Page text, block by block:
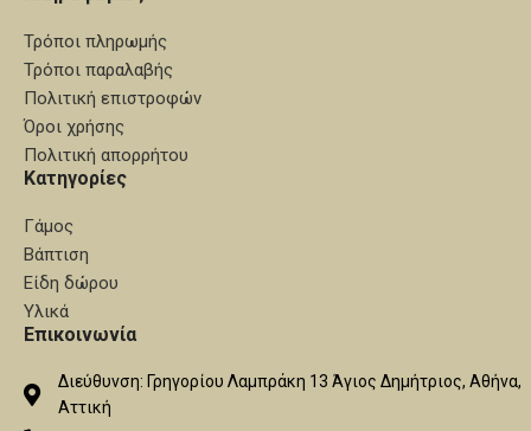
Τρόποι πληρωμής
Τρόποι παραλαβής
Πολιτική επιστροφών
Όροι χρήσης
Πολιτική απορρήτου
Κατηγορίες
Γάμος
Βάπτιση
Είδη δώρου
Υλικά
Επικοινωνία
Διεύθυνση: Γρηγορίου Λαμπράκη 13 Άγιος Δημήτριος, Αθήνα,
Αττική